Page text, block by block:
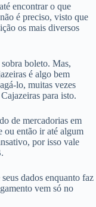
encontrar o que
é preciso, visto que
os mais diversos
boleto. Mas,
é algo bem
lo, muitas vezes
para isto.
de mercadorias em
ou então ir até algum
por isso vale
dados enquanto faz
vem só no